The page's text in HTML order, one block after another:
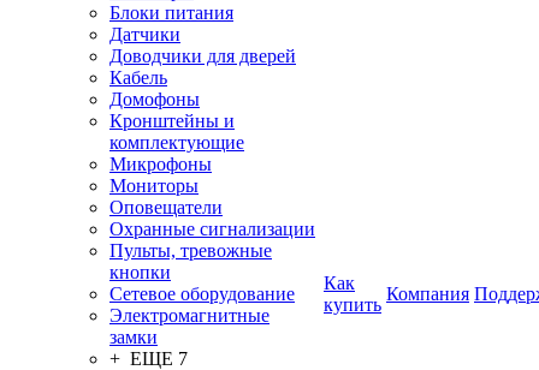
Блоки питания
Датчики
Доводчики для дверей
Кабель
Домофоны
Кронштейны и
комплектующие
Микрофоны
Мониторы
Оповещатели
Охранные сигнализации
Пульты, тревожные
кнопки
Сетевое оборудование
Электромагнитные
замки
+ ЕЩЕ 7
Как
купить
Компания